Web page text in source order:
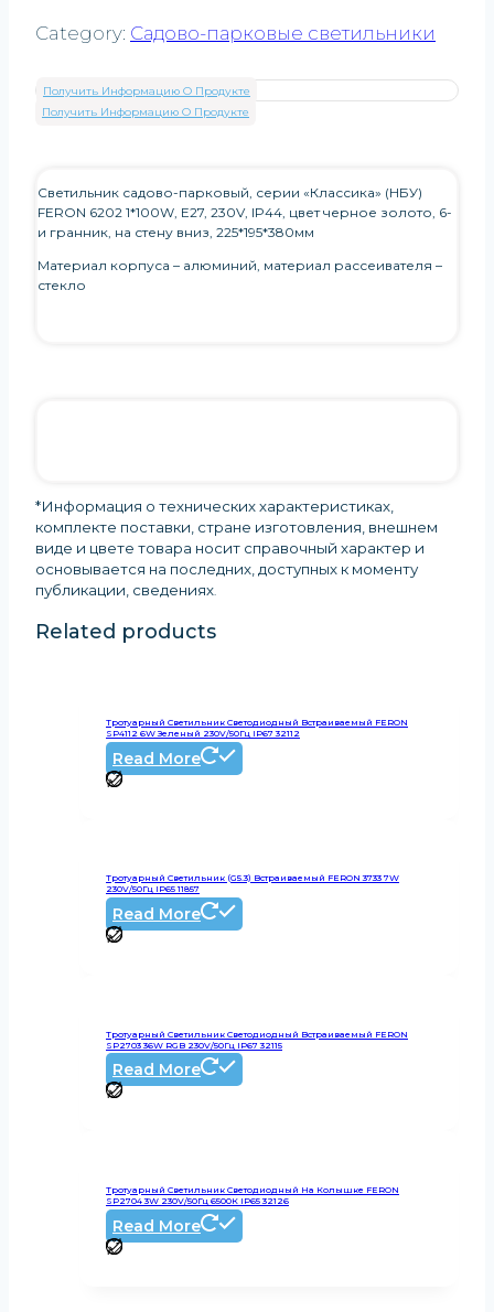
Category: Садово-парковые светильники
Получить Информацию О Продукте
Получить Информацию О Продукте
Светильник садово-парковый, серии «Классика» (НБУ)
FERON 6202 1*100W, E27, 230V, IP44, цвет черное золото, 6-
и гранник, на стену вниз, 225*195*380мм
Материал корпуса – алюминий, материал рассеивателя –
стекло
*Информация о технических характеристиках,
комплекте поставки, стране изготовления, внешнем
виде и цвете товара носит справочный характер и
основывается на последних, доступных к моменту
публикации, сведениях.
Related products
Тротуарный Светильник Светодиодный Встраиваемый FERON
SP4112 6W Зеленый 230V/50Гц IP67 32112
Read More
Тротуарный Светильник (G5.3) Встраиваемый FERON 3733 7W
230V/50Гц IP65 11857
Read More
Тротуарный Светильник Светодиодный Встраиваемый FERON
SP2703 36W RGB 230V/50Гц IP67 32115
Read More
Тротуарный Светильник Светодиодный На Колышке FERON
SP2704 3W 230V/50Гц 6500К IP65 32126
Read More